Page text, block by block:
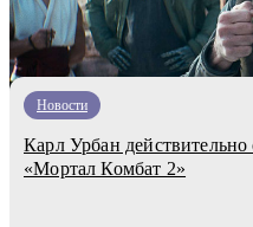
Новости
Карл Урбан действительно
«Мортал Комбат 2»